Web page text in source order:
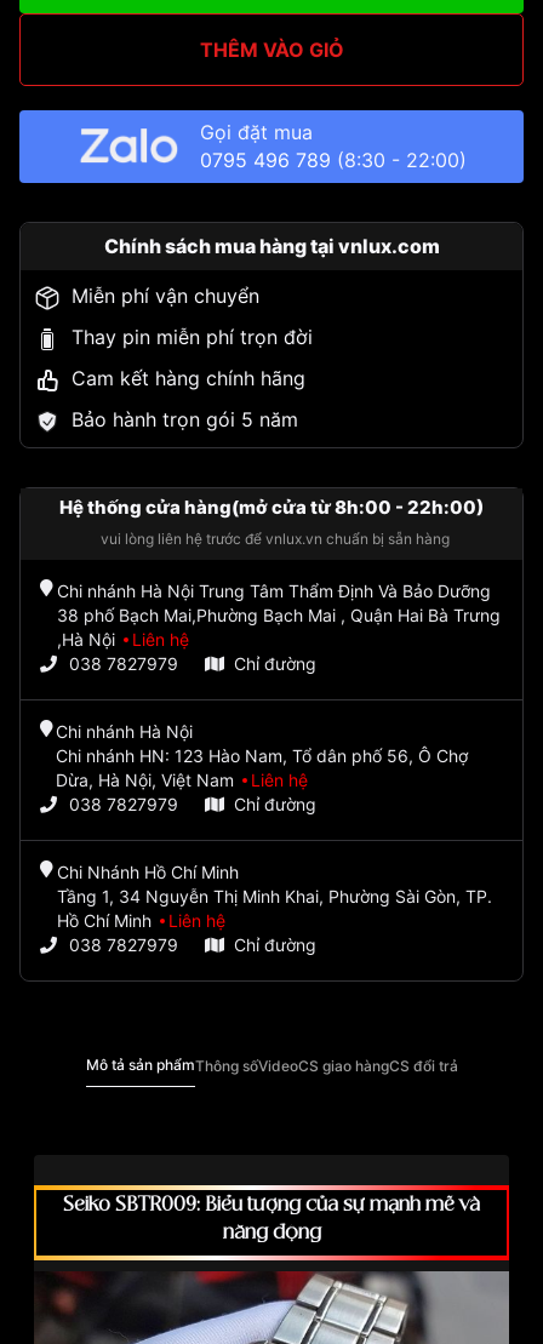
THÊM VÀO GIỎ
Gọi đặt mua
0795 496 789 (8:30 - 22:00)
Chính sách mua hàng tại vnlux.com
Miễn phí vận chuyển
Thay pin miễn phí trọn đời
Cam kết hàng chính hãng
Bảo hành trọn gói 5 năm
Hệ thống cửa hàng(mở cửa từ 8h:00 - 22h:00)
vui lòng liên hệ trước để vnlux.vn chuẩn bị sẵn hàng
Chi nhánh Hà Nội Trung Tâm Thẩm Định Và Bảo Dưỡng
38 phố Bạch Mai,Phường Bạch Mai , Quận Hai Bà Trưng
,Hà Nội
Liên hệ
038 7827979
Chỉ đường
Chi nhánh Hà Nội
Chi nhánh HN: 123 Hào Nam, Tổ dân phố 56, Ô Chợ
Dừa, Hà Nội, Việt Nam
Liên hệ
038 7827979
Chỉ đường
Chi Nhánh Hồ Chí Minh
Tầng 1, 34 Nguyễn Thị Minh Khai, Phường Sài Gòn, TP.
Hồ Chí Minh
Liên hệ
038 7827979
Chỉ đường
Mô tả sản phẩmThông sốVideoCS giao hàngCS đổi trả
Seiko SBTR009: Biểu tượng của sự mạnh mẽ và
năng động